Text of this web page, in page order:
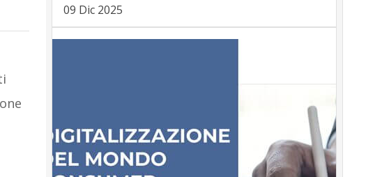
09 Dic 2025